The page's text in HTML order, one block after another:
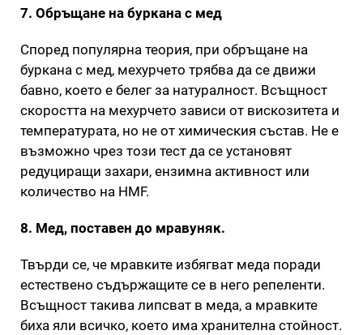
7. Обръщане на буркана с мед
Според популярна теория, при обръщане на
буркана с мед, мехурчето трябва да се движи
бавно, което е белег за натуралност. Всъщност
скоростта на мехурчето зависи от вискозитета и
температурата, но не от химическия състав. Не е
възможно чрез този тест да се установят
редуциращи захари, ензимна активност или
количество на HMF.
8. Мед, поставен до мравуняк.
Твърди се, че мравките избягват меда поради
естествено съдържащите се в него репеленти.
Всъщност такива липсват в меда, а мравките
биха яли всичко, което има хранителна стойност.